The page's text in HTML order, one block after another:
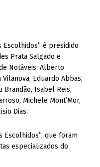
Escolhidos” é presidido
Prata Salgado e
Notáveis: Alberto
Eduardo Abbas,
Brandão, Isabel Reis,
Michele Mont’Mor,
Dias.
Escolhidos”, que foram
especializados do